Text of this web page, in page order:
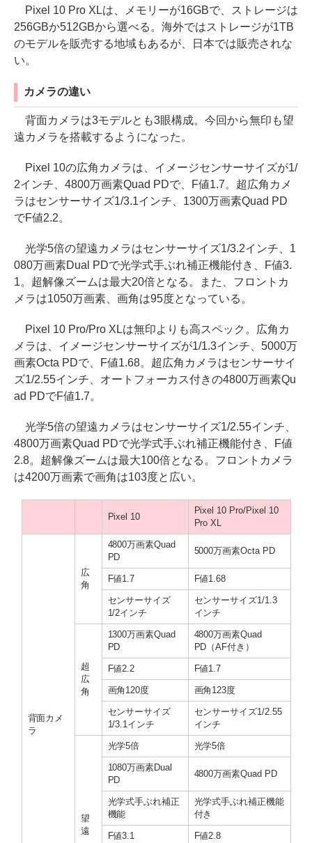
Pixel 10 Pro XLは、メモリーが16GBで、ストレージは
256GBか512GBから選べる。海外ではストレージが1TB
のモデルを販売する地域もあるが、日本では販売されな
い。
カメラの違い
背面カメラは3モデルとも3眼構成。今回から無印も望
遠カメラを搭載するようになった。
Pixel 10の広角カメラは、イメージセンサーサイズが1/
2インチ、4800万画素Quad PDで、F値1.7。超広角カメ
ラはセンサーサイズ1/3.1インチ、1300万画素Quad PD
でF値2.2。
光学5倍の望遠カメラはセンサーサイズ1/3.2インチ、1
080万画素Dual PDで光学式手ぶれ補正機能付き、F値3.
1。超解像ズームは最大20倍となる。また、フロントカ
メラは1050万画素、画角は95度となっている。
Pixel 10 Pro/Pro XLは無印よりも高スペック。広角カ
メラは、イメージセンサーサイズが1/1.3インチ、5000万
画素Octa PDで、F値1.68。超広角カメラはセンサーサイ
ズ1/2.55インチ、オートフォーカス付きの4800万画素Qu
ad PDでF値1.7。
光学5倍の望遠カメラはセンサーサイズ1/2.55インチ、
4800万画素Quad PDで光学式手ぶれ補正機能付き、F値
2.8。超解像ズームは最大100倍となる。フロントカメラ
は4200万画素で画角は103度と広い。
Pixel 10
Pixel 10 Pro/Pixel 10
Pro XL
背面カメ
ラ
広
角
4800万画素Quad
PD
5000万画素Octa PD
F値1.7 F値1.68
センサーサイズ
1/2インチ
センサーサイズ1/1.3
インチ
超
広
角
1300万画素Quad
PD
4800万画素Quad
PD（AF付き）
F値2.2 F値1.7
画角120度 画角123度
センサーサイズ
1/3.1インチ
センサーサイズ1/2.55
インチ
望
遠
光学5倍 光学5倍
1080万画素Dual
PD
4800万画素Quad PD
光学式手ぶれ補正
機能
光学式手ぶれ補正機能
付き
F値3.1 F値2.8